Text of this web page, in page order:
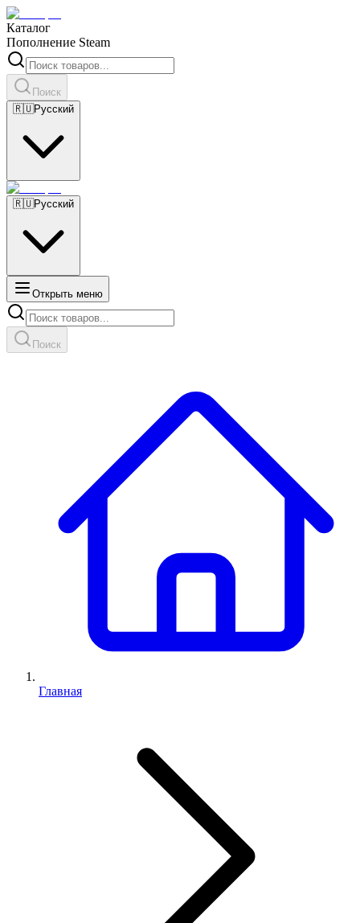
Каталог
Пополнение Steam
Поиск
🇷🇺Русский
🇷🇺Русский
Открыть меню
Поиск
Главная